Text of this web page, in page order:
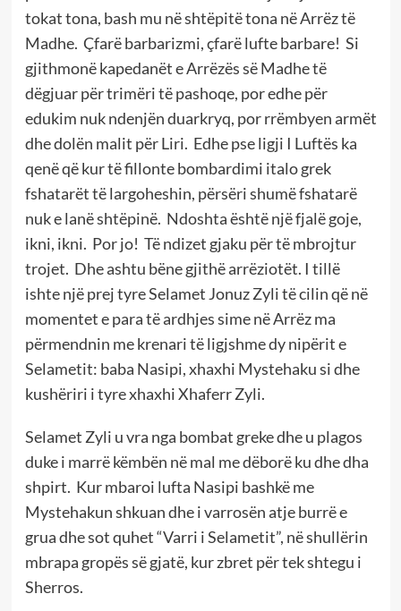
tokat tona, bash mu në shtëpitë tona në Arrëz të
Madhe. Çfarë barbarizmi, çfarë lufte barbare! Si
gjithmonë kapedanët e Arrëzës së Madhe të
dëgjuar për trimëri të pashoqe, por edhe për
edukim nuk ndenjën duarkryq, por rrëmbyen armët
dhe dolën malit për Liri. Edhe pse ligji I Luftës ka
qenë që kur të fillonte bombardimi italo grek
fshatarët të largoheshin, përsëri shumë fshatarë
nuk e lanë shtëpinë. Ndoshta është një fjalë goje,
ikni, ikni. Por jo! Të ndizet gjaku për të mbrojtur
trojet. Dhe ashtu bëne gjithë arrëziotët. I tillë
ishte një prej tyre Selamet Jonuz Zyli të cilin që në
momentet e para të ardhjes sime në Arrëz ma
përmendnin me krenari të ligjshme dy nipërit e
Selametit: baba Nasipi, xhaxhi Mystehaku si dhe
kushëriri i tyre xhaxhi Xhaferr Zyli.
Selamet Zyli u vra nga bombat greke dhe u plagos
duke i marrë këmbën në mal me dëborë ku dhe dha
shpirt. Kur mbaroi lufta Nasipi bashkë me
Mystehakun shkuan dhe i varrosën atje burrë e
grua dhe sot quhet “Varri i Selametit”, në shullërin
mbrapa gropës së gjatë, kur zbret për tek shtegu i
Sherros.